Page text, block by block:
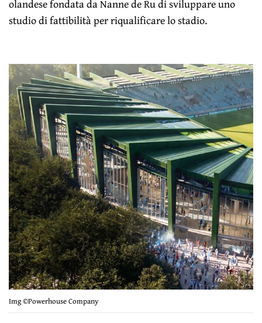
olandese fondata da Nanne de Ru di sviluppare uno
studio di fattibilità per riqualificare lo stadio.
Img ©Powerhouse Company